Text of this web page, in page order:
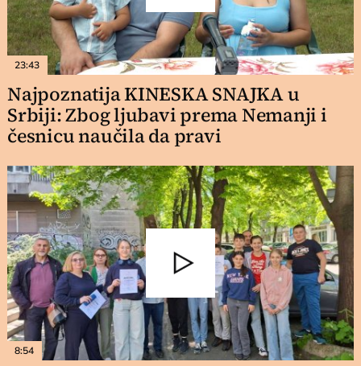
23:43
Najpoznatija KINESKA SNAJKA u
Srbiji: Zbog ljubavi prema Nemanji i
česnicu naučila da pravi
8:54